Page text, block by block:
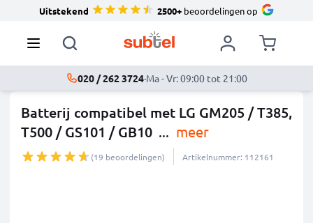
Uitstekend 2500+beoordelingen op
020 / 262 3724·Ma - Vr: 09:00 tot 21:00
Batterij compatibel met LG GM205 / T385,
T500 / GS101 / GB10 ... meer
(19 beoordelingen) Artikelnummer: 112161